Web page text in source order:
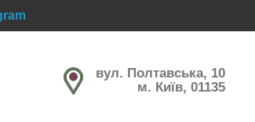
вул. Полтавська, 10
м. Київ, 01135